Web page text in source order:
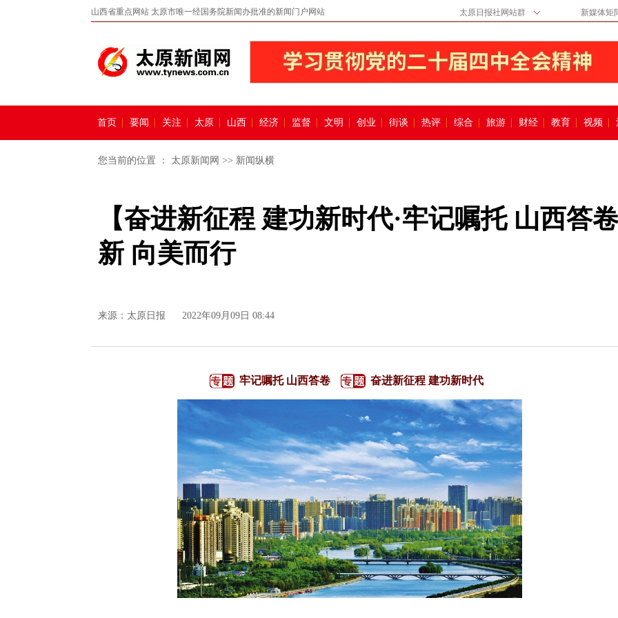
山西省重点网站 太原市唯一经国务院新闻办批准的新闻门户网站 太原日报社网站群 新媒体矩
首页 要闻 关注 太原 山西 经济 监督 文明 创业 街谈 热评 综合 旅游 财经 教育 视频
您当前的位置 ： 太原新闻网 >> 新闻纵横
【奋进新征程 建功新时代·牢记嘱托 山西答
新 向美而行
来源： 太原日报 2022年09月09日 08:44
牢记嘱托 山西答卷 奋进新征程 建功新时代